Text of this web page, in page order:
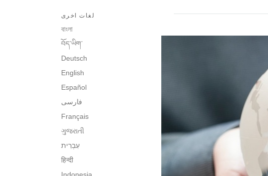
لغات اخرى
বাংলা
བོད་ཡིག་
Deutsch
English
Español
فارسی
Français
ગુજરાતી
עִבְרִית‎
हिन्दी